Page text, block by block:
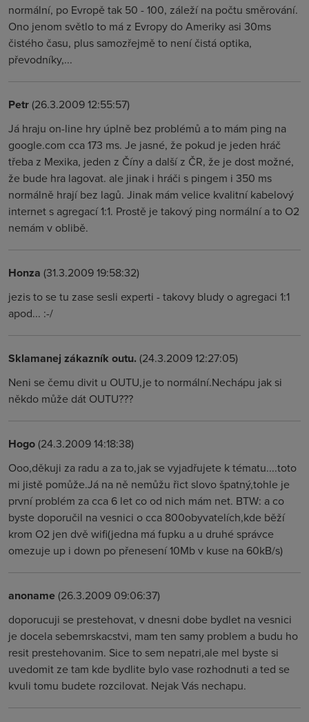
normální, po Evropě tak 50 - 100, záleží na počtu směrování.
Ono jenom světlo to má z Evropy do Ameriky asi 30ms
čistého času, plus samozřejmě to není čistá optika,
převodníky,...
Petr(26.3.2009 12:55:57)
Já hraju on-line hry úplně bez problémů a to mám ping na
google.com cca 173 ms. Je jasné, že pokud je jeden hráč
třeba z Mexika, jeden z Číny a další z ČR, že je dost možné,
že bude hra lagovat. ale jinak i hráči s pingem i 350 ms
normálně hrají bez lagů. Jinak mám velice kvalitní kabelový
internet s agregací 1:1. Prostě je takový ping normální a to O2
nemám v oblibě.
Honza (31.3.2009 19:58:32)
jezis to se tu zase sesli experti - takovy bludy o agregaci 1:1
apod... :-/
Sklamanej zákazník outu. (24.3.2009 12:27:05)
Neni se čemu divit u OUTU,je to normální.Nechápu jak si
někdo může dát OUTU???
Hogo(24.3.2009 14:18:38)
Ooo,děkuji za radu a za to,jak se vyjadřujete k tématu....toto
mi jistě pomůže.Já na ně nemůžu řict slovo špatný,tohle je
první problém za cca 6 let co od nich mám net. BTW: a co
byste doporučil na vesnici o cca 800obyvatelích,kde běží
krom O2 jen dvě wifi(jedna má fupku a u druhé správce
omezuje up i down po přenesení 10Mb v kuse na 60kB/s)
anoname(26.3.2009 09:06:37)
doporucuji se prestehovat, v dnesni dobe bydlet na vesnici
je docela sebemrskacstvi, mam ten samy problem a budu ho
resit prestehovanim. Sice to sem nepatri,ale mel byste si
uvedomit ze tam kde bydlite bylo vase rozhodnuti a ted se
kvuli tomu budete rozcilovat. Nejak Vás nechapu.